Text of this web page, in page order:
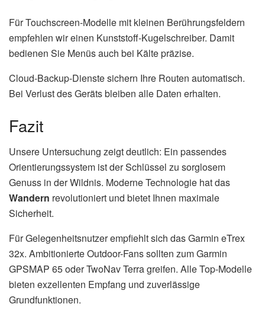
Für Touchscreen-Modelle mit kleinen Berührungsfeldern
empfehlen wir einen Kunststoff-Kugelschreiber. Damit
bedienen Sie Menüs auch bei Kälte präzise.
Cloud-Backup-Dienste sichern Ihre Routen automatisch.
Bei Verlust des Geräts bleiben alle Daten erhalten.
Fazit
Unsere Untersuchung zeigt deutlich: Ein passendes
Orientierungssystem ist der Schlüssel zu sorglosem
Genuss in der Wildnis. Moderne Technologie hat das
Wandern revolutioniert und bietet Ihnen maximale
Sicherheit.
Für Gelegenheitsnutzer empfiehlt sich das Garmin eTrex
32x. Ambitionierte Outdoor-Fans sollten zum Garmin
GPSMAP 65 oder TwoNav Terra greifen. Alle Top-Modelle
bieten exzellenten Empfang und zuverlässige
Grundfunktionen.